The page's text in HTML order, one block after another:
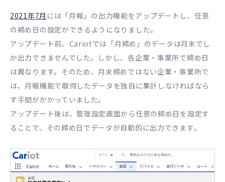
2021年7月 には「月報」の出力機能をアップデートし、任意
の締め日の設定ができるようになりました。
アップデート前、Cariotでは「月締め」のデータは月末でし
か出力できませんでした。しかし、各企業・事業所で締め日
は異なります。そのため、月末締めではない企業・事業所で
は、月報機能で取得したデータを独自に集計しなければなら
ず手間がかかっていました。
アップデート後は、管理設定画面から任意の締め日を設定す
ることで、その締め日でデータが自動的に出力できます。